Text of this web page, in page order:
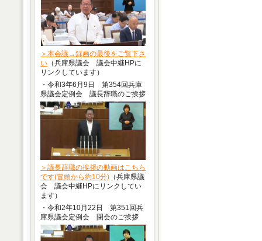
＞本会議→録画の最後をご覧下さ
い （兵庫県議会 議会中継HPに
リンクしています）
・令和3年6月9日 第354回兵庫
県議会定例会 議長辞職のご挨拶
＞議長辞職の挨拶の動画はこちら
です(冒頭から約10分) （兵庫県議
会 議会中継HPにリンクしてい
ます）
・令和2年10月22日 第351回兵
庫県議会定例会 閉会のご挨拶